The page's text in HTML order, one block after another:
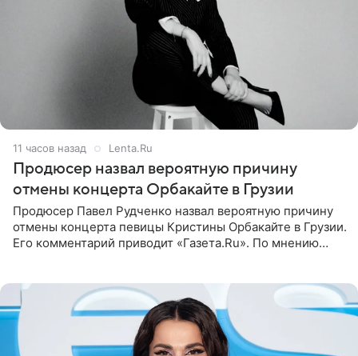
11 часов назад Lenta.Ru
Продюсер назвал вероятную причину
отмены концерта Орбакайте в Грузии
Продюсер Павел Рудченко назвал вероятную причину
отмены концерта певицы Кристины Орбакайте в Грузии.
Его комментарий приводит «Газета.Ru». По мнению